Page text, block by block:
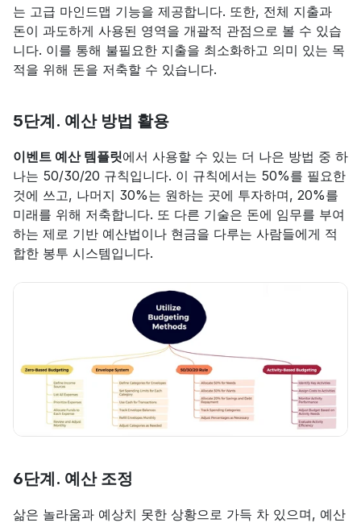
는 고급 마인드맵 기능을 제공합니다. 또한, 전체 지출과
돈이 과도하게 사용된 영역을 개괄적 관점으로 볼 수 있습
니다. 이를 통해 불필요한 지출을 최소화하고 의미 있는 목
적을 위해 돈을 저축할 수 있습니다.
5단계. 예산 방법 활용
이벤트 예산 템플릿에서 사용할 수 있는 더 나은 방법 중 하
나는 50/30/20 규칙입니다. 이 규칙에서는 50%를 필요한
것에 쓰고, 나머지 30%는 원하는 곳에 투자하며, 20%를
미래를 위해 저축합니다. 또 다른 기술은 돈에 임무를 부여
하는 제로 기반 예산법이나 현금을 다루는 사람들에게 적
합한 봉투 시스템입니다.
6단계. 예산 조정
삶은 놀라움과 예상치 못한 상황으로 가득 차 있으며, 예산